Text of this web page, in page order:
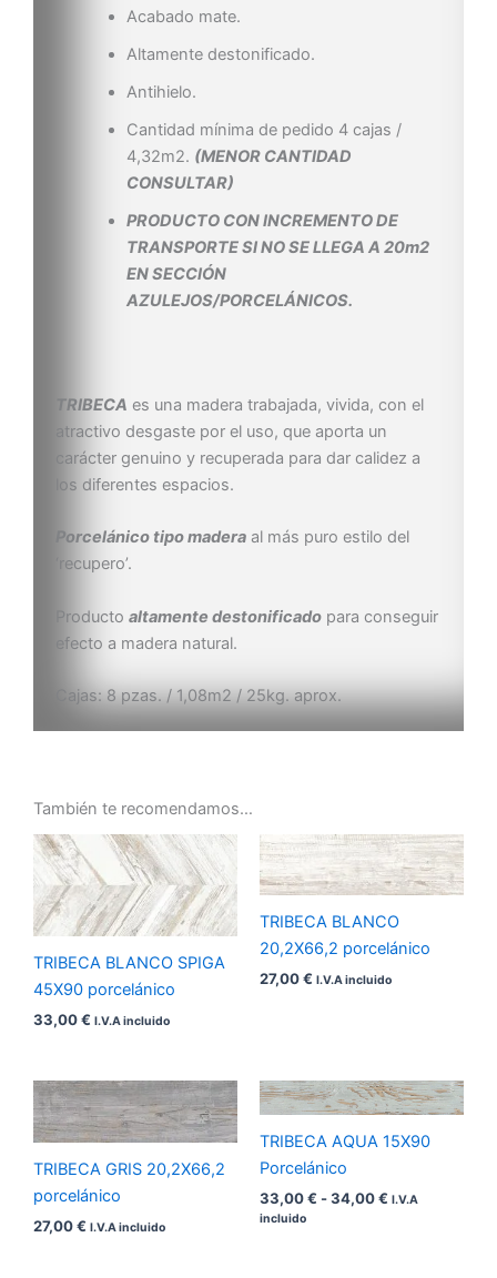
Acabado mate.
Altamente destonificado.
Antihielo.
Cantidad mínima de pedido 4 cajas /
4,32m2. (MENOR CANTIDAD
CONSULTAR)
PRODUCTO CON INCREMENTO DE
TRANSPORTE SI NO SE LLEGA A 20m2
EN SECCIÓN
AZULEJOS/PORCELÁNICOS.
TRIBECA es una madera trabajada, vivida, con el
atractivo desgaste por el uso, que aporta un
carácter genuino y recuperada para dar calidez a
los diferentes espacios.
Porcelánico tipo madera al más puro estilo del
‘recupero’.
Producto altamente destonificado para conseguir
efecto a madera natural.
Cajas: 8 pzas. / 1,08m2 / 25kg. aprox.
También te recomendamos…
TRIBECA BLANCO SPIGA
45X90 porcelánico
33,00€ I.V.A incluido
TRIBECA BLANCO
20,2X66,2 porcelánico
27,00€ I.V.A incluido
TRIBECA GRIS 20,2X66,2
porcelánico
27,00€ I.V.A incluido
TRIBECA AQUA 15X90
Porcelánico
33,00€ -34,00€
Rango
de
desde
34,00 €
I.V.A
incluido